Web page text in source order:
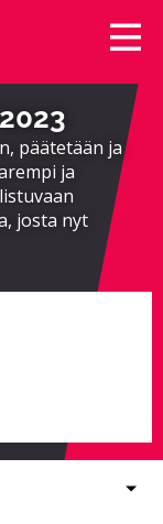
päätetään ja
ja
josta nyt